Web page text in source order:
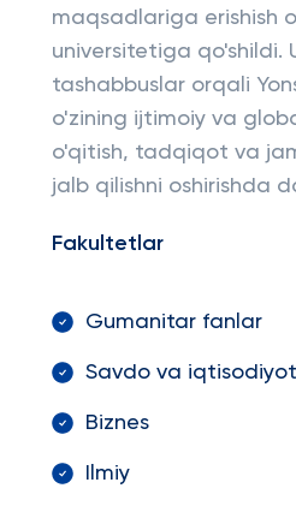
maqsadlariga erishish
universitetiga qo'shildi.
tashabbuslar orqali
o'zining ijtimoiy va
o'qitish, tadqiqot va
jalb qilishni oshirishda
Fakultetlar
Gumanitar fanlar
Savdo va iqtisodiyot
Biznes
Ilmiy